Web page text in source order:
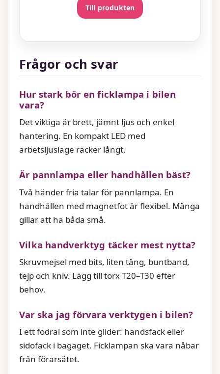
Till produkten
Frågor och svar
Hur stark bör en ficklampa i bilen
vara?
Det viktiga är brett, jämnt ljus och enkel
hantering. En kompakt LED med
arbetsljusläge räcker långt.
Är pannlampa eller handhållen bäst?
Två händer fria talar för pannlampa. En
handhållen med magnetfot är flexibel. Många
gillar att ha båda små.
Vilka handverktyg täcker mest nytta?
Skruvmejsel med bits, liten tång, buntband,
tejp och kniv. Lägg till torx T20–T30 efter
behov.
Var ska jag förvara verktygen i bilen?
I ett fodral som inte glider: handsfack eller
sidofack i bagaget. Ficklampan ska vara nåbar
från förarsätet.